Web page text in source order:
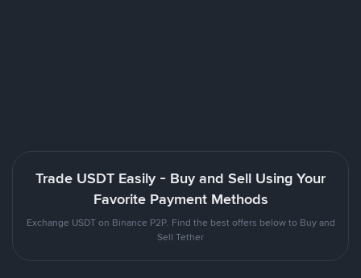
Trade USDT Easily - Buy and Sell Using Your
Favorite Payment Methods
Exchange USDT on Binance P2P. Find the best offers below to Buy and
Sell Tether